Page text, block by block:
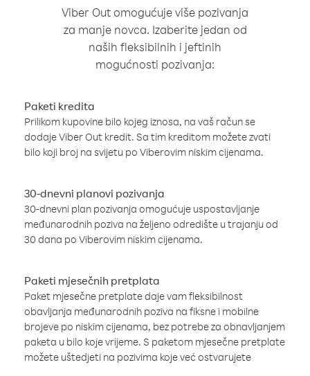
Viber Out omogućuje više pozivanja
za manje novca. Izaberite jedan od
naših fleksibilnih i jeftinih
mogućnosti pozivanja:
Paketi kredita
Prilikom kupovine bilo kojeg iznosa, na vaš račun se
dodaje Viber Out kredit. Sa tim kreditom možete zvati
bilo koji broj na svijetu po Viberovim niskim cijenama.
30-dnevni planovi pozivanja
30-dnevni plan pozivanja omogućuje uspostavljanje
međunarodnih poziva na željeno odredište u trajanju od
30 dana po Viberovim niskim cijenama.
Paketi mjesečnih pretplata
Paket mjesečne pretplate daje vam fleksibilnost
obavljanja međunarodnih poziva na fiksne i mobilne
brojeve po niskim cijenama, bez potrebe za obnavljanjem
paketa u bilo koje vrijeme. S paketom mjesečne pretplate
možete uštedjeti na pozivima koje već ostvarujete